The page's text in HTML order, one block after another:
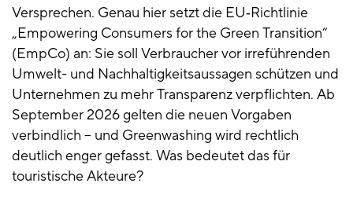
Versprechen. Genau hier setzt die EU‑Richtlinie
„Empowering Consumers for the Green Transition“
(EmpCo) an: Sie soll Verbraucher vor irreführenden
Umwelt- und Nachhaltigkeitsaussagen schützen und
Unternehmen zu mehr Transparenz verpflichten. Ab
September 2026 gelten die neuen Vorgaben
verbindlich – und Greenwashing wird rechtlich
deutlich enger gefasst. Was bedeutet das für
touristische Akteure?